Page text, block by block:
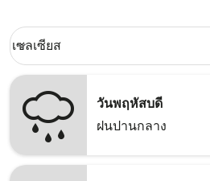
Weather unit option เซลเซียส
เซลเซียส
keyboard_arrow_down
วันพฤหัสบดี
ฝนปานกลาง